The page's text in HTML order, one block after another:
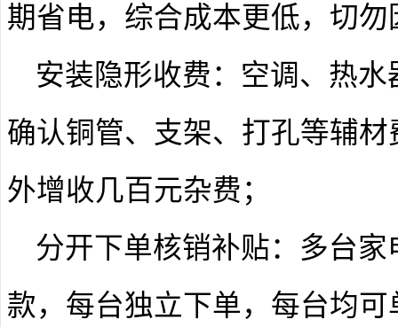
期省电，综合成本更低，切勿
安装隐形收费：空调、热
确认铜管、支架、打孔等辅
外增收几百元杂费；
分开下单核销补贴：多台
款，每台独立下单，每台均